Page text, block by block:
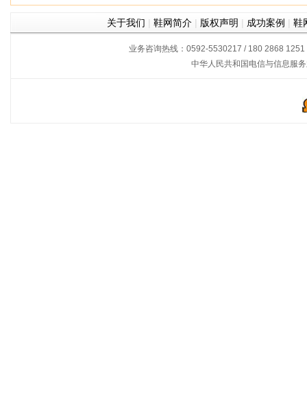
关于我们 | 鞋网简介 | 版权声明 | 成功案例 | 鞋
业务咨询热线：0592-5530217 / 180 2868 1251
中华人民共和国电信与信息服